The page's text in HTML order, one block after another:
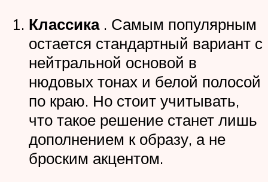
Классика. Самым популярным
остается стандартный вариант с
нейтральной основой в
нюдовых тонах и белой полосой
по краю. Но стоит учитывать,
что такое решение станет лишь
дополнением к образу, а не
броским акцентом.